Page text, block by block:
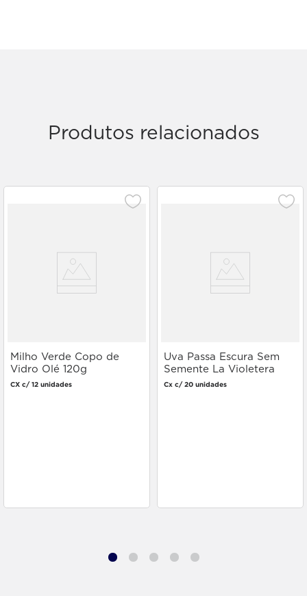
Produtos relacionados
Milho Verde Copo de
Vidro Olé 120g
CX c/ 12 unidades
Uva Passa Escura Sem
Semente La Violetera
200g
Cx c/ 20 unidades